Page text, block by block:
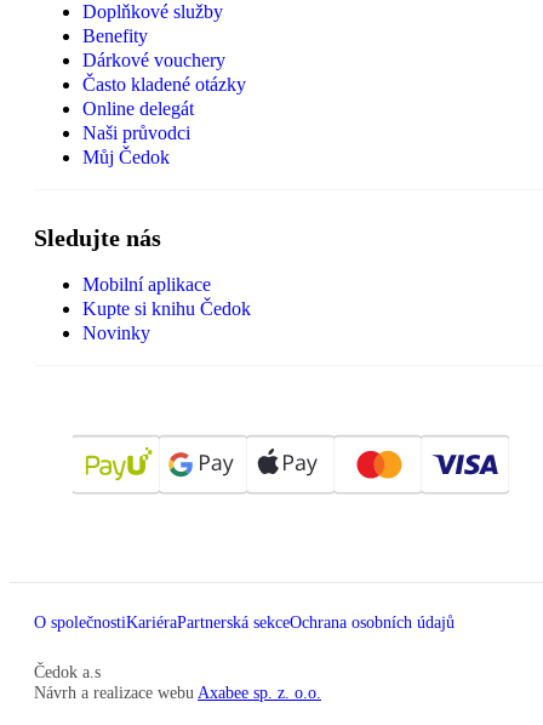
Doplňkové služby
Benefity
Dárkové vouchery
Často kladené otázky
Online delegát
Naši průvodci
Můj Čedok
Sledujte nás
Mobilní aplikace
Kupte si knihu Čedok
Novinky
O společnostiKariéraPartnerská sekceOchrana osobních údajů
Čedok a.s
Návrh a realizace webu Axabee sp. z. o.o.